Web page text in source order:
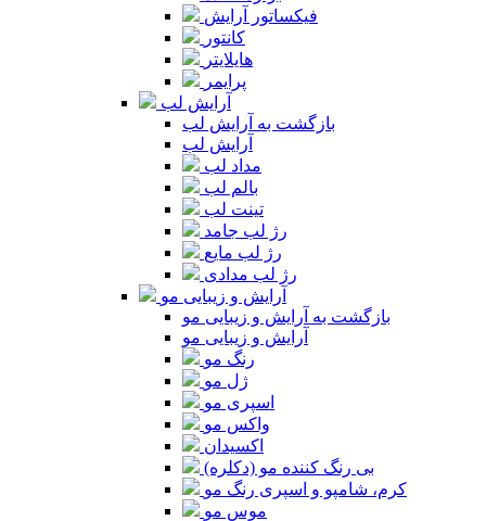
فیکساتور آرایش
کانتور
هایلایتر
پرایمر
آرایش لب
بازگشت به آرایش لب
آرایش لب
مداد لب
بالم لب
تینت لب
رژ لب جامد
رژ لب مایع
رژ لب مدادی
آرایش و زیبایی مو
بازگشت به آرایش و زیبایی مو
آرایش و زیبایی مو
رنگ مو
ژل مو
اسپری مو
واکس مو
اکسیدان
بی رنگ کننده مو (دکلره)
کرم، شامپو و اسپری رنگ مو
موس مو